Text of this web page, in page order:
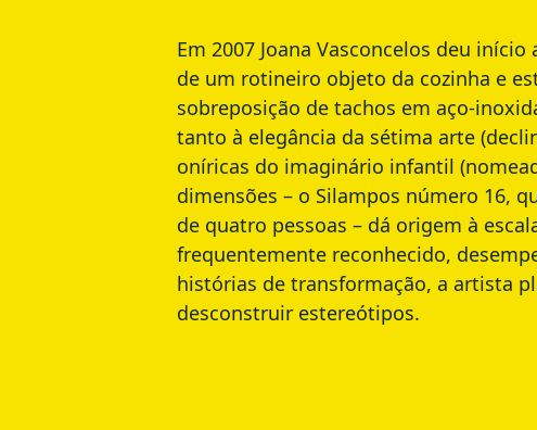
Em 2007 Joana Vasconcelos deu
de um rotineiro objeto da cozinha e
sobreposição de tachos em aço-
tanto à elegância da sétima arte
oníricas do imaginário infantil
dimensões – o Silampos número 16,
de quatro pessoas – dá origem à
frequentemente reconhecido,
histórias de transformação, a artista
desconstruir estereótipos.